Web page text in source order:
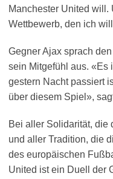
Manchester United will.
Wettbewerb, den ich
Gegner Ajax sprach
sein Mitgefühl aus. «Es
gestern Nacht passiert
über diesem Spiel»,
Bei aller Solidarität, die
und aller Tradition, die
des europäischen
United ist ein Duell der